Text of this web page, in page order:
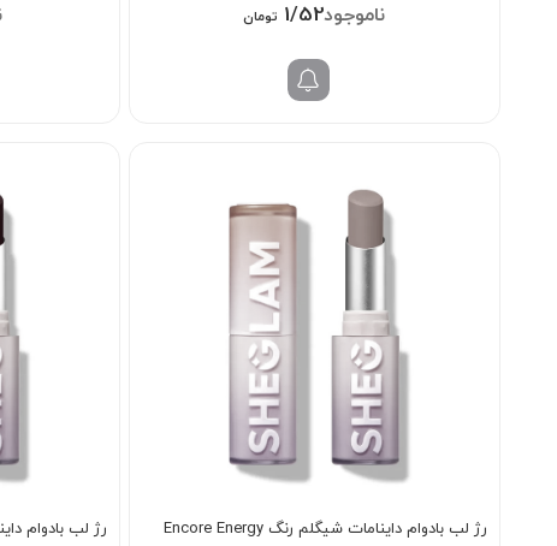
1/528/000 تومان
رژ لب بادوام داینامات شیگلم رنگ Encore Energy